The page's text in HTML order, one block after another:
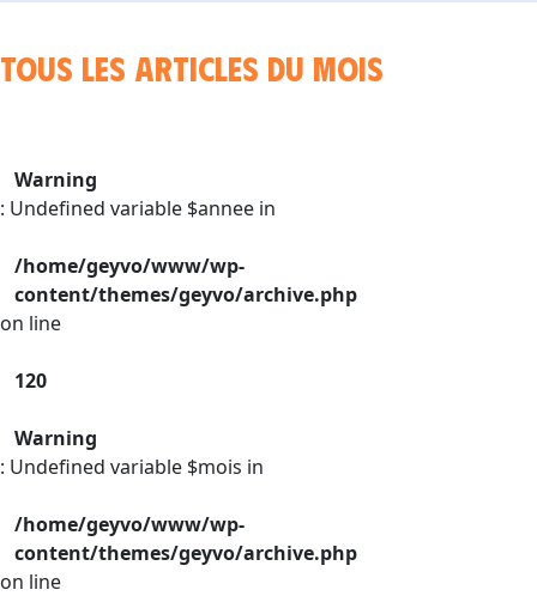
Tous les articles du mois
Warning
: Undefined variable $annee in
/home/geyvo/www/wp-
content/themes/geyvo/archive.php
on line
120
Warning
: Undefined variable $mois in
/home/geyvo/www/wp-
content/themes/geyvo/archive.php
on line